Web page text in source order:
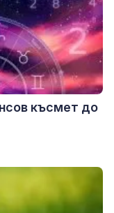
късмет до